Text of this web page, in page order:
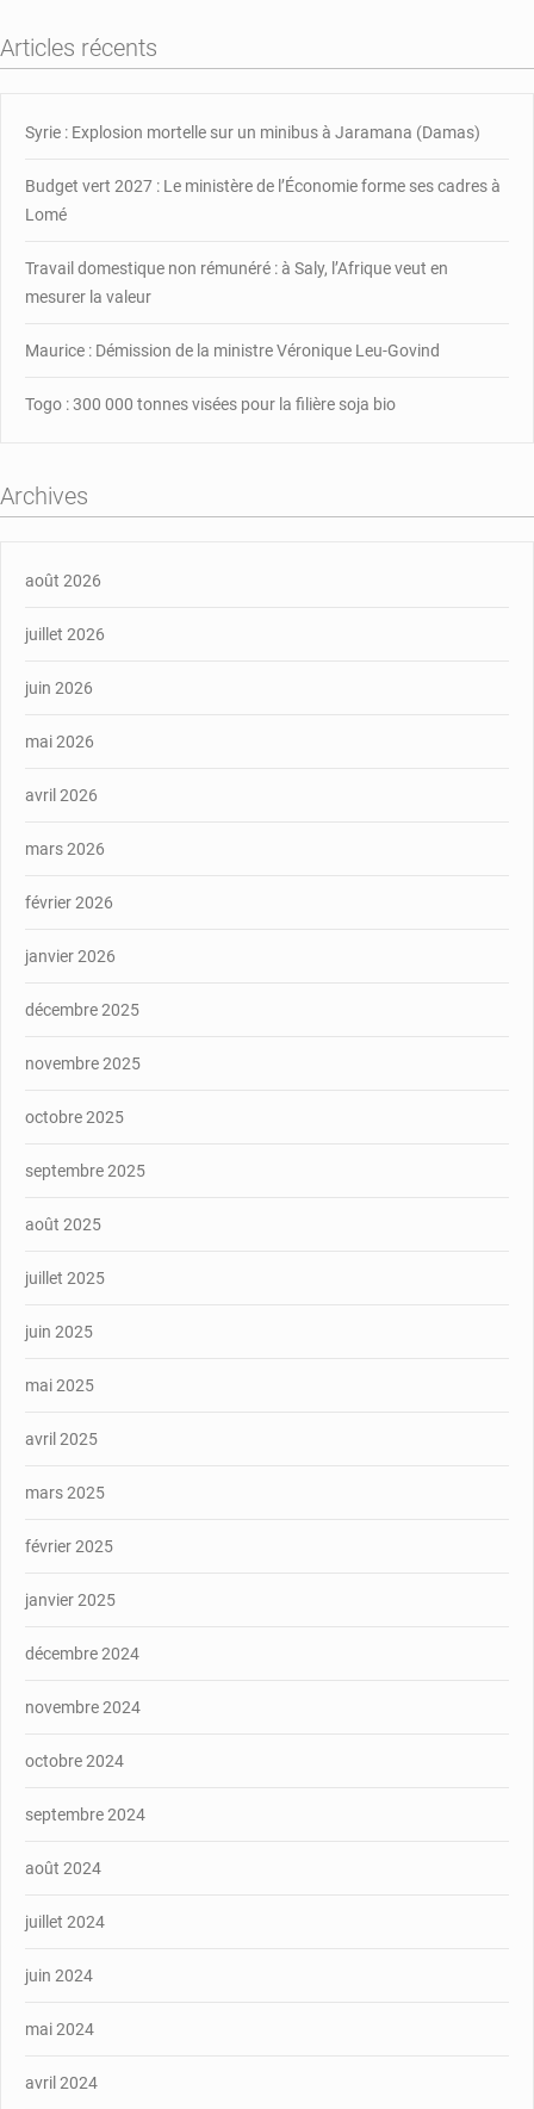
du
Conseil
gouverneurs
de
BIDC
Articles récents
Syrie : Explosion mortelle sur un minibus à Jaramana (Damas)
Budget vert 2027 : Le ministère de l’Économie forme ses cadres à
Lomé
Travail domestique non rémunéré : à Saly, l’Afrique veut en
mesurer la valeur
Maurice : Démission de la ministre Véronique Leu-Govind
Togo : 300 000 tonnes visées pour la filière soja bio
Archives
août 2026
juillet 2026
juin 2026
mai 2026
avril 2026
mars 2026
février 2026
janvier 2026
décembre 2025
novembre 2025
octobre 2025
septembre 2025
août 2025
juillet 2025
juin 2025
mai 2025
avril 2025
mars 2025
février 2025
janvier 2025
décembre 2024
novembre 2024
octobre 2024
septembre 2024
août 2024
juillet 2024
juin 2024
mai 2024
avril 2024